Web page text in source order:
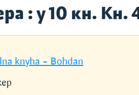
: у 10 кн. Кн.
knyha – Bohdan